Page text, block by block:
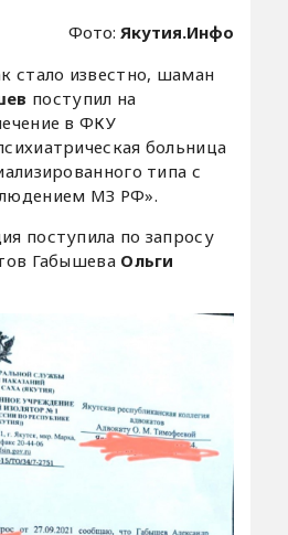
Фото: Якутия.Инфо
стало известно, шаман
поступил на
в ФКУ
больница
типа с
МЗ РФ».
поступила по запросу
Габышева Ольги